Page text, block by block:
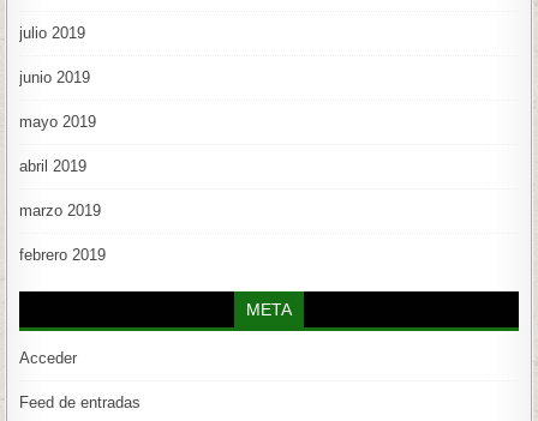
julio 2019
junio 2019
mayo 2019
abril 2019
marzo 2019
febrero 2019
META
Acceder
Feed de entradas